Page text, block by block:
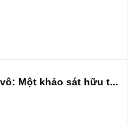
Một khảo sát hữu t...